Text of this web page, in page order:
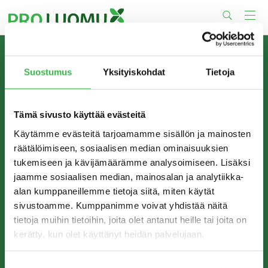
Suostumus Yksityiskohdat Tietoja
Tämä sivusto käyttää evästeitä
Käytämme evästeitä tarjoamamme sisällön ja mainosten
räätälöimiseen, sosiaalisen median ominaisuuksien
tukemiseen ja kävijämäärämme analysoimiseen. Lisäksi
jaamme sosiaalisen median, mainosalan ja analytiikka-
alan kumppaneillemme tietoja siitä, miten käytät
sivustoamme. Kumppanimme voivat yhdistää näitä
tietoja muihin tietoihin, joita olet antanut heille tai joita on
kerätty, kun olet käyttänyt heidän palvelujaan.
to
content
TIETOA MEISTÄ
Pro Luomu on luomualan yhteistyöorganisaatio, joka